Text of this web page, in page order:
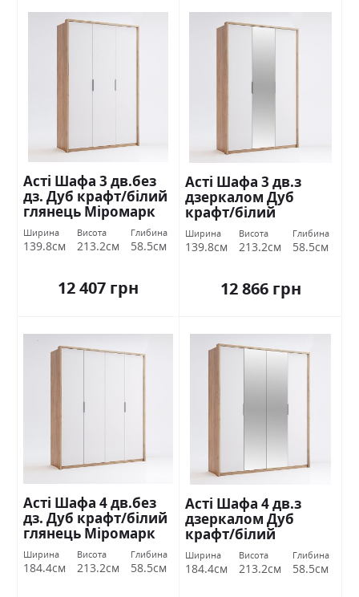
Асті Шафа 3 дв.без
дз. Дуб крафт/білий
глянець Міромарк
Ширина
139.8см
Висота
213.2см
Глибина
58.5см
12 407 грн
Асті Шафа 3 дв.з
дзеркалом Дуб
крафт/білий
глянець Міромарк
Ширина
139.8см
Висота
213.2см
Глибина
58.5см
12 866 грн
Асті Шафа 4 дв.без
дз. Дуб крафт/білий
глянець Міромарк
Ширина
184.4см
Висота
213.2см
Глибина
58.5см
Асті Шафа 4 дв.з
дзеркалом Дуб
крафт/білий
глянець Міромарк
Ширина
184.4см
Висота
213.2см
Глибина
58.5см